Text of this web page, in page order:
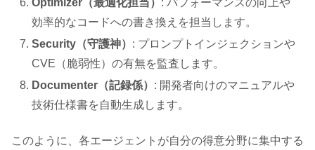
効率的なコードへの書き換えを担当します。
Security（守護神） : プロンプトインジェクションや
CVE（脆弱性）の有無を監査します。
Documenter（記録係） : 開発者向けのマニュアルや
技術仕様書を自動生成します。
このように、各エージェントが自分の得意分野に集中する